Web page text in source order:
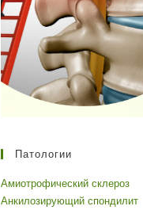
Патологии
Амиотрофический склероз
Анкилозирующий спондилит